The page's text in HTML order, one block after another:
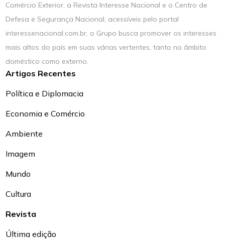
Comércio Exterior, a Revista Interesse Nacional e o Centro de
Defesa e Segurança Nacional, acessíveis pelo portal
interessenacional.com.br, o Grupo busca promover os interesses
mais altos do país em suas várias vertentes, tanto no âmbito
doméstico como externo.
Artigos Recentes
Política e Diplomacia
Economia e Comércio
Ambiente
Imagem
Mundo
Cultura
Revista
Última edição